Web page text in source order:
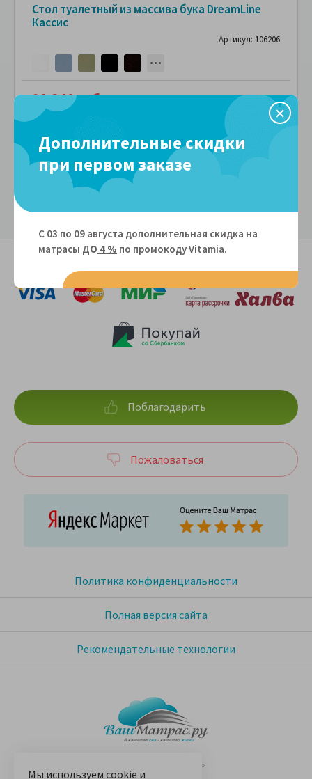
Стол туалетный из массива бука DreamLine
Кассис
Артикул: 106206
Сравнить
91,340 руб.
В рассрочку без переплаты
ПОДРОБНЕЕ
© 2005-2026 «Ваш матрас»
Политика конфиденциальности
Полная версия сайта
Рекомендательные технологии
Поблагодарить
Пожаловаться
Дополнительные скидки
при первом заказе
С 03 по 09 августа дополнительная скидка на
матрасы ДО 4 % по промокоду Vitamiа.
Мы используем cookie и